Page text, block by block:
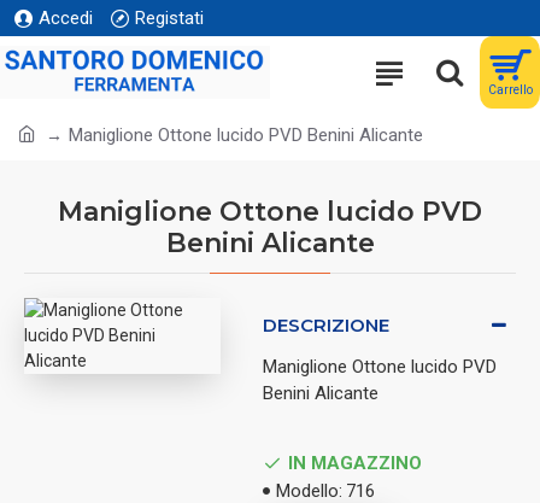
Accedi Registati
Carrello
Maniglione Ottone lucido PVD Benini Alicante
Maniglione Ottone lucido PVD
Benini Alicante
DESCRIZIONE
Maniglione Ottone lucido PVD
Benini Alicante
IN MAGAZZINO
Modello: 716